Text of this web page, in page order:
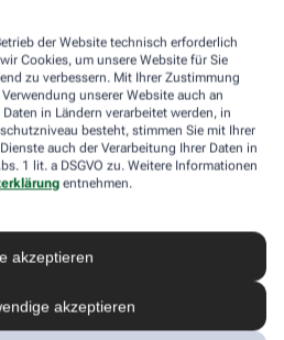
der Website technisch erforderlich
Cookies, um unsere Website für Sie
zu verbessern. Mit Ihrer Zustimmung
unserer Website auch an
in Ländern verarbeitet werden, in
besteht, stimmen Sie mit Ihrer
auch der Verarbeitung Ihrer Daten in
1 lit. a DSGVO zu. Weitere Informationen
entnehmen.
akzeptieren
akzeptieren